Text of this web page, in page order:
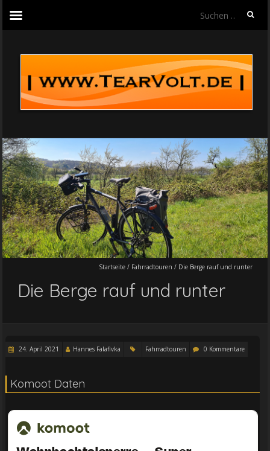
Suchen
Startseite / Fahrradtouren / Die Berge rauf und runter
Die Berge rauf und runter
24. April 2021 Hannes Falafivka Fahrradtouren 0 Kommentare
Komoot Daten